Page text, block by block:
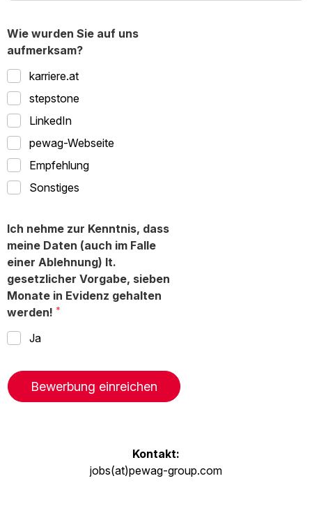
Wie wurden Sie auf uns
aufmerksam?
karriere.at
stepstone
LinkedIn
pewag-Webseite
Empfehlung
Sonstiges
Ich nehme zur Kenntnis, dass
meine Daten (auch im Falle
einer Ablehnung) lt.
gesetzlicher Vorgabe, sieben
Monate in Evidenz gehalten
werden!
Ja
Bewerbung einreichen
Kontakt:
jobs(at)pewag-group.com